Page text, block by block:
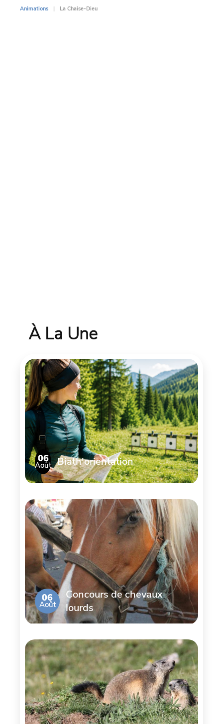
Animations La Chaise-Dieu
À La Une
06
Août Biath'orientation
06
Août
Concours de chevaux
lourds